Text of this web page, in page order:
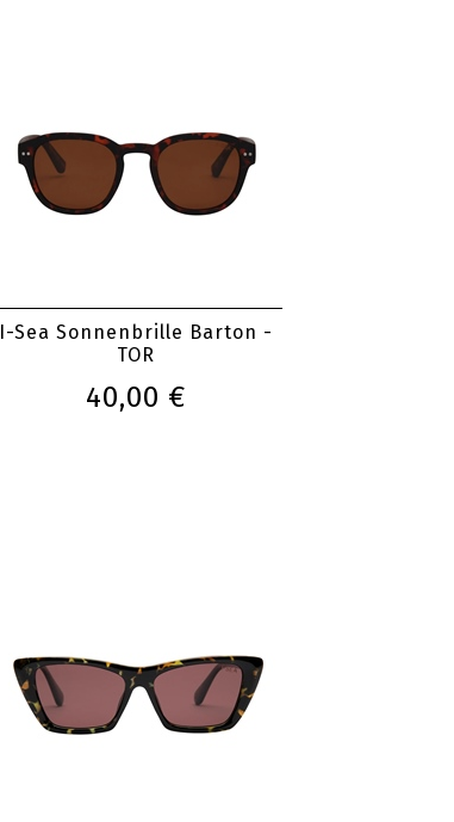
I-Sea Sonnenbrille Barton -
TOR
40,00 €